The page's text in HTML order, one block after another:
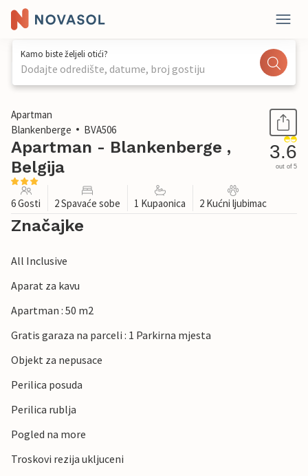
Kamo biste željeli otići?
Dodajte odredište, datume, broj gostiju
1 / 18
Apartman
Blankenberge
BVA506
Apartman - Blankenberge ,
Belgija
3.6
out of 5
6 Gosti 2 Spavaće sobe 1 Kupaonica 2 Kućni ljubimac
Značajke
All Inclusive
Aparat za kavu
Apartman : 50 m2
Gratis garaza na parceli : 1 Parkirna mjesta
Objekt za nepusace
Perilica posuda
Perilica rublja
Pogled na more
Troskovi rezija ukljuceni